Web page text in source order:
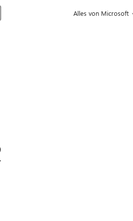
Alles von Microsoft